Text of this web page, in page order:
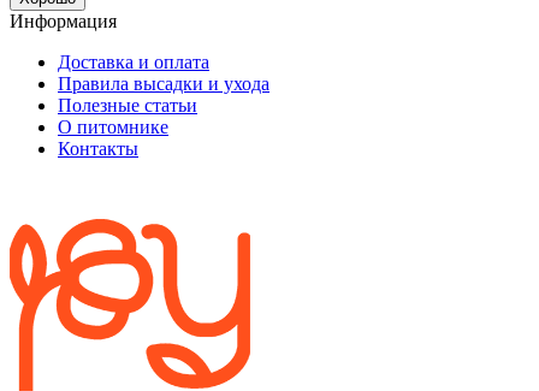
Информация
Доставка и оплата
Правила высадки и ухода
Полезные статьи
О питомнике
Контакты